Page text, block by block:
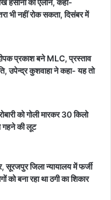
हसीना का ऐलान, कहा-
भी नहीं रोक सकता, दिसंबर में
प्रकाश बने MLC, प्रस्ताव
उपेन्द्र कुशवाहा ने कहा- यह तो
को गोली मारकर 30 किलो
गहने की लूट
सूरजपुर जिला न्यायालय में फर्जी
को बना रहा था ठगी का शिकार